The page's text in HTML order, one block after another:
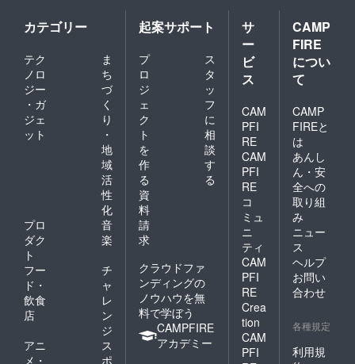
原湖産
冷凍シ
ジミ2L
サイズ
150g×3
パック
八甲田
らの雪
解け水
が流れ
込む小
川原湖
で育っ
たヤマ
トシジ
ミの中
でも希
少な2L
サイズ
のみを
パッ
ケー
械操業
ではな
く全量
鋤簾
です。
・解凍
しイカ
の刺身
と和え
るだけ
で即席
に ・イ
カゲソ
と一緒
に料理
酒で炒
めると
イカゴ
ロ焼き
に ・ベ
シャメ
ルソー
スに和
えると
絶品イ
カわた
グラタ
味期
凍2023
るむか
ごも一
緒にお
送りで
きま
に限
り、自
然由来
の肥料
(菜種油
かす、
動物性
堆肥、
魚かす)
を中心
に使用
した畑
を割り
当てま
す。 支
援後、
より詳
案内さ
細をご
案内さ
せてい
ただき
ます。
【収穫
までの
〇1月～
3月：枝
剪定 〇
4月：肥
料散布
〇5月：
受粉 〇
5月～7
月：摘
花・摘
果 〇10
月：つ
る回し
(青い部
分を日
に当て
〇11
カテゴリー
テク
ノロ
ジー
・ガ
ジェ
ット
ま
ち
づ
く
り
・
地
域
活
性
化
プロ
ダク
ト
音
楽
フー
ド・
飲食
店
チ
ャ
レ
ン
ジ
アニ
メ・
ス
ポ
起案サポート
プ
ロ
ジ
ェ
ク
ト
を
作
る
ス
タ
ッ
フ
に
相
談
す
る
資
料
請
求
クラウドファ
ンディングの
ノウハウを無
料で学ぼう
CAMPFIRE
アカデミー
サ
ー
ビ
ス
CAM
PFI
RE
CAM
PFI
RE
コ
ミュ
ニ
ティ
CAM
PFI
RE
Crea
tion
CAM
PFI
CAMP
FIRE
につい
て
CAMP
FIREと
は
あんし
ん・安
全への
取り組
み
ニュー
ス
ヘルプ
お問い
合わせ
各種規定
利用規